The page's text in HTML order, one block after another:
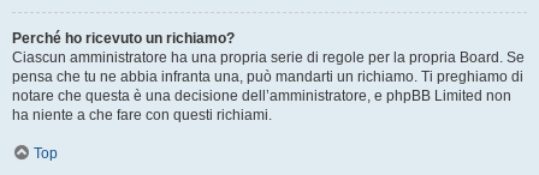
Perché ho ricevuto un richiamo?
Ciascun amministratore ha una propria serie di regole per la propria Board. Se
pensa che tu ne abbia infranta una, può mandarti un richiamo. Ti preghiamo di
notare che questa è una decisione dell’amministratore, e phpBB Limited non
ha niente a che fare con questi richiami.
Top